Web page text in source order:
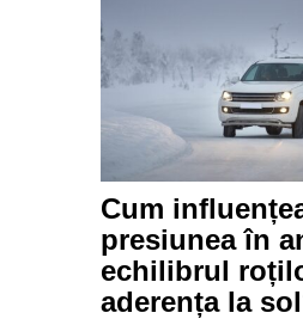
Cum
presiunea în
echilibrul
aderența la